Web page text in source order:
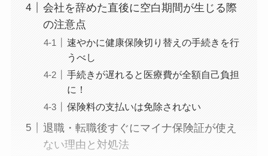
会社を辞めた直後に空白期間が生じる際
の注意点
速やかに健康保険切り替えの手続きを行
うべし
手続きが遅れると医療費が全額自己負担
に！
保険料の支払いは免除されない
退職・転職後すぐにマイナ保険証が使え
ない理由と対処法